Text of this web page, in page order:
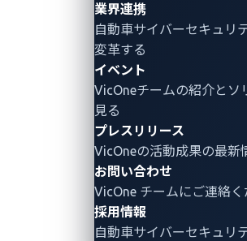
業界連携
自動車サイバーセキュリ
変革する
イベント
VicOneチームの紹介とソ
見る
プレスリリース
VicOneの活動成果の最新
お問い合わせ
VicOne チームにご連絡く
採用情報
自動車サイバーセキュリ
これらのイベントでは、参加者が安
断、ファジング、エクスプロイト試行
RAMNの仕組み
ハードウェア設計